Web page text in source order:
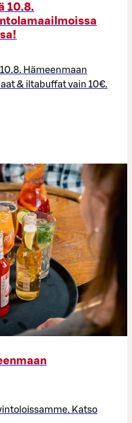
10.8.
Hämeenmaan
& iltabuffat vain 10€.
Katso